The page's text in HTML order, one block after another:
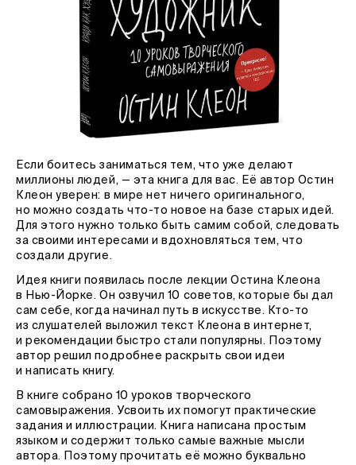
Если боитесь заниматься тем, что уже делают
миллионы людей, — эта книга для вас. Её автор Остин
Клеон уверен: в мире нет ничего оригинального,
но можно создать что-то новое на базе старых идей.
Для этого нужно только быть самим собой, следовать
за своими интересами и вдохновляться тем, что
создали другие.
Идея книги появилась после лекции Остина Клеона
в Нью-Йорке. Он озвучил 10 советов, которые бы дал
сам себе, когда начинал путь в искусстве. Кто-то
из слушателей выложил текст Клеона в интернет,
и рекомендации быстро стали популярны. Поэтому
автор решил подробнее раскрыть свои идеи
и написать книгу.
В книге собрано 10 уроков творческого
самовыражения. Усвоить их помогут практические
задания и иллюстрации. Книга написана простым
языком и содержит только самые важные мысли
автора. Поэтому прочитать её можно буквально